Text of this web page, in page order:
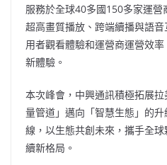
服務於全球40多國150多家運
超高畫質播放、跨端續播與語
用者觀看體驗和運營商運營效
新體驗。
本次峰會，中興通訊積極拓展
量管道」邁向「智慧生態」的
線，以生態共創未來，攜手全
續新格局。